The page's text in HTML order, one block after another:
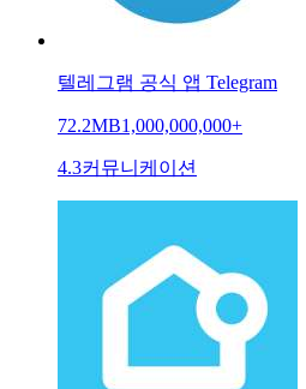
텔레그램 공식 앱 Telegram
72.2MB1,000,000,000+
4.3커뮤니케이션